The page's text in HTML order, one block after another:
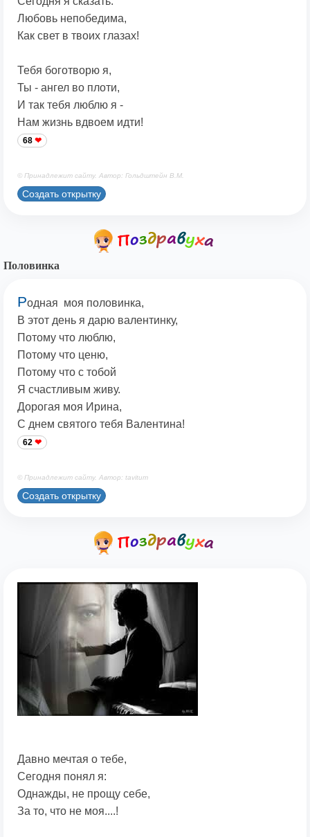
Любовь непобедима,
Как свет в твоих глазах!
Тебя боготворю я,
Ты - ангел во плоти,
И так тебя люблю я -
Нам жизнь вдвоем идти!
68
© Принадлежит сайту. Автор: Гольдштейн В.М.
Создать открытку
Половинка
Родная моя половинка,
В этот день я дарю валентинку,
Потому что люблю,
Потому что ценю,
Потому что с тобой
Я счастливым живу.
Дорогая моя Ирина,
С днем святого тебя Валентина!
62
© Принадлежит сайту. Автор: tavitum
Создать открытку
Давно мечтая о тебе,
Сегодня понял я:
Однажды, не прощу себе,
За то, что не моя....!